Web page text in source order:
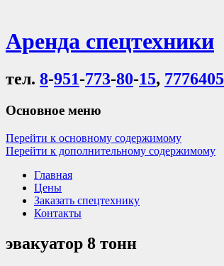
Аренда спецтехники
тел. 8-951-773-80-15, 7776405
Основное меню
Перейти к основному содержимому
Перейти к дополнительному содержимому
Главная
Цены
Заказать спецтехнику
Контакты
эвакуатор 8 тонн